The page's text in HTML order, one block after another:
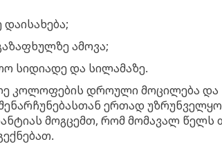
ამოვა;
სიდიადე და სილამაზე.
კოლოფების დროული მოცილება და
ერთად
მოგცემთ, რომ მომავალ წელს